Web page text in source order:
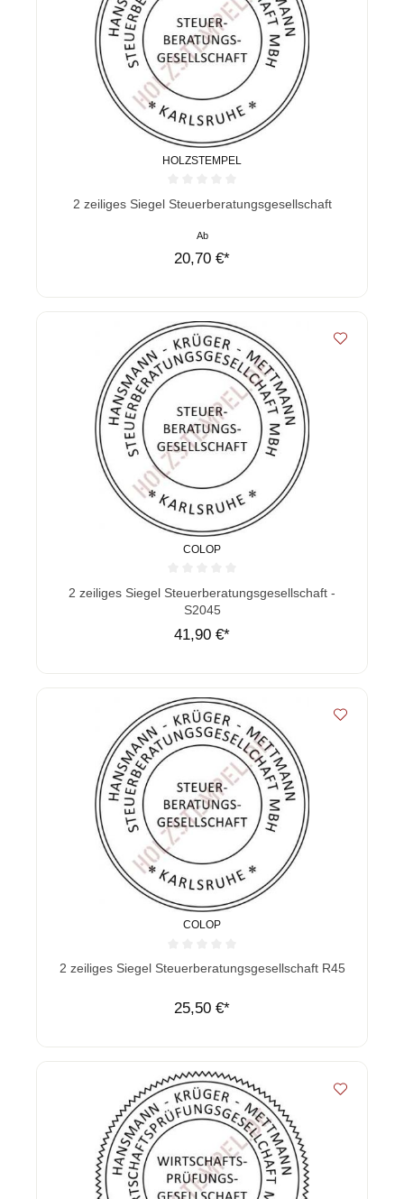
HOLZSTEMPEL
Durchschnittliche Bewertung von 0 von 5 Sternen
2 zeiliges Siegel Steuerberatungsgesellschaft
Ab
20,70 €*
COLOP
Durchschnittliche Bewertung von 0 von 5 Sternen
2 zeiliges Siegel Steuerberatungsgesellschaft -
S2045
41,90 €*
COLOP
Durchschnittliche Bewertung von 0 von 5 Sternen
2 zeiliges Siegel Steuerberatungsgesellschaft R45
25,50 €*